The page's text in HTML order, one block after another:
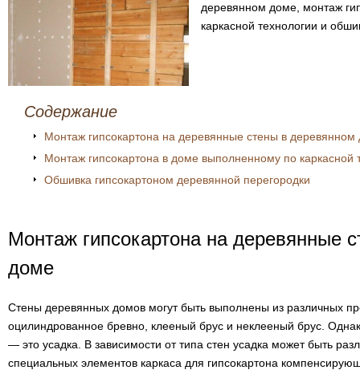
деревянном доме, монтаж
каркасной технологии и
Содержание
Монтаж гипсокартона на деревянные стены в деревянном
Монтаж гипсокартона в доме выполненному по каркасной
Обшивка гипсокартоном деревянной перегородки
Монтаж гипсокартона на деревянные
доме
Стены деревянных домов могут быть выполнены из различных
оцилиндрованное бревно, клееный брус и неклееный брус.
— это усадка. В зависимости от типа стен усадка может быть
специальных элементов каркаса для гипсокартона